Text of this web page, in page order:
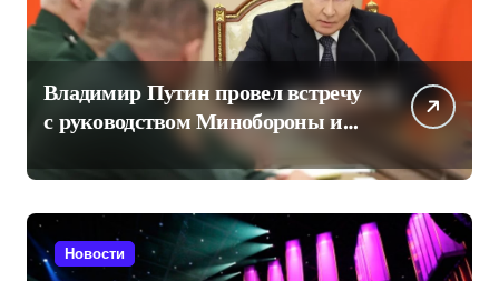
Владимир Путин провел встречу
с руководством Минобороны и
произвел кадровые
перестановки
Новости